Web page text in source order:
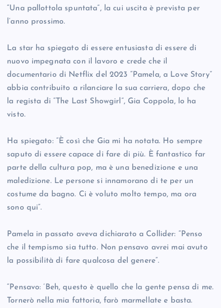
“Una pallottola spuntata”, la cui uscita è prevista per
l’anno prossimo.
La star ha spiegato di essere entusiasta di essere di
nuovo impegnata con il lavoro e crede che il
documentario di Netflix del 2023 “Pamela, a Love Story”
abbia contribuito a rilanciare la sua carriera, dopo che
la regista di “The Last Showgirl”, Gia Coppola, lo ha
visto.
Ha spiegato: “È così che Gia mi ha notata. Ho sempre
saputo di essere capace di fare di più. È fantastico far
parte della cultura pop, ma è una benedizione e una
maledizione. Le persone si innamorano di te per un
costume da bagno. Ci è voluto molto tempo, ma ora
sono qui”.
Pamela in passato aveva dichiarato a Collider: “Penso
che il tempismo sia tutto. Non pensavo avrei mai avuto
la possibilità di fare qualcosa del genere”.
“Pensavo: ‘Beh, questo è quello che la gente pensa di me.
Tornerò nella mia fattoria, farò marmellate e basta.